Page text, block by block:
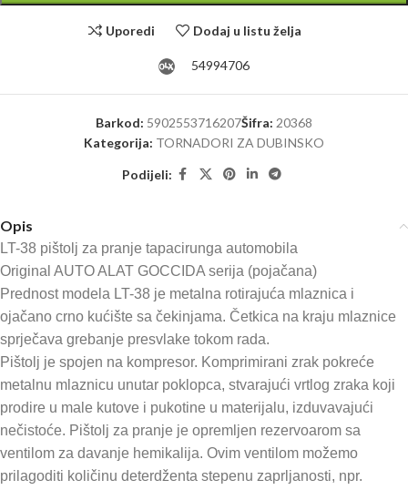
Uporedi Dodaj u listu želja
54994706
Barkod: 5902553716207Šifra: 20368
Kategorija: TORNADORI ZA DUBINSKO
Podijeli:
Opis
LT-38 pištolj za pranje tapacirunga automobila
Original AUTO ALAT GOCCIDA serija (pojačana)
Prednost modela LT-38 je metalna rotirajuća mlaznica i
ojačano crno kućište sa čekinjama. Četkica na kraju mlaznice
sprječava grebanje presvlake tokom rada.
Pištolj je spojen na kompresor. Komprimirani zrak pokreće
metalnu mlaznicu unutar poklopca, stvarajući vrtlog zraka koji
prodire u male kutove i pukotine u materijalu, izduvavajući
nečistoće. Pištolj za pranje je opremljen rezervoarom sa
ventilom za davanje hemikalija. Ovim ventilom možemo
prilagoditi količinu deterdženta stepenu zaprljanosti, npr.